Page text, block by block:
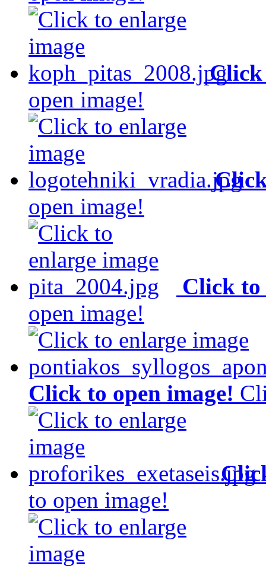
Click
open image!
open image!
Click to
open image!
Click to open image!
to open image!